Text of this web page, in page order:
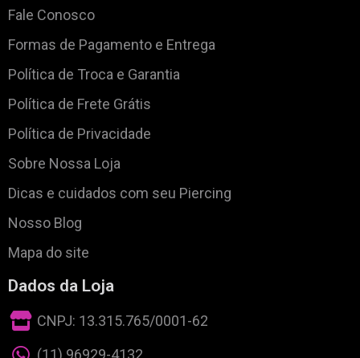
Fale Conosco
Formas de Pagamento e Entrega
Política de Troca e Garantia
Política de Frete Grátis
Política de Privacidade
Sobre Nossa Loja
Dicas e cuidados com seu Piercing
Nosso Blog
Mapa do site
Dados da Loja
CNPJ: 13.315.765/0001-62
(11) 96929-4132